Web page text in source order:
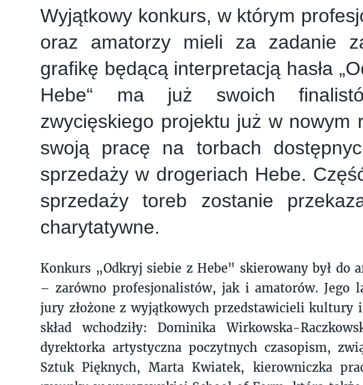
Wyjątkowy konkurs, w którym
oraz amatorzy mieli za zadanie
grafikę będącą interpretacją hasła
Hebe“ ma już swoich
zwycięskiego projektu już w nowym
swoją pracę na torbach
sprzedaży w drogeriach Hebe.
sprzedaży toreb zostanie
charytatywne.
Konkurs „Odkryj siebie z Hebe" skierowany był do
– zarówno profesjonalistów, jak i amatorów. Jego
jury złożone z wyjątkowych przedstawicieli kultury
skład wchodziły: Dominika Wirkowska-
dyrektorka artystyczna poczytnych czasopism,
Sztuk Pięknych, Marta Kwiatek, kierowniczka